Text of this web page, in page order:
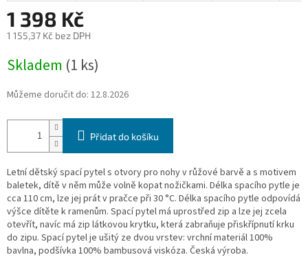
1 398 Kč
1 155,37 Kč bez DPH
cena:
Skladem (1 ks)
Můžeme doručit do: 12.8.2026
Přidat do košíku
Letní dětský spací pytel s otvory pro nohy v růžové barvě a s motivem
baletek, dítě v něm může volně kopat nožičkami. Délka spacího pytle je
cca 110 cm, lze jej prát v pračce při 30 °C. Délka spacího pytle odpovídá
výšce dítěte k ramenům. Spací pytel má uprostřed zip a lze jej zcela
otevřít, navíc má zip látkovou krytku, která zabraňuje přiskřípnutí krku
do zipu. Spací pytel je ušitý ze dvou vrstev: vrchní materiál 100%
bavlna, podšívka 100% bambusová viskóza. Česká výroba.